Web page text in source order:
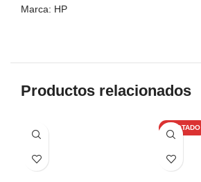
Marca: HP
Productos relacionados
AGOTADO